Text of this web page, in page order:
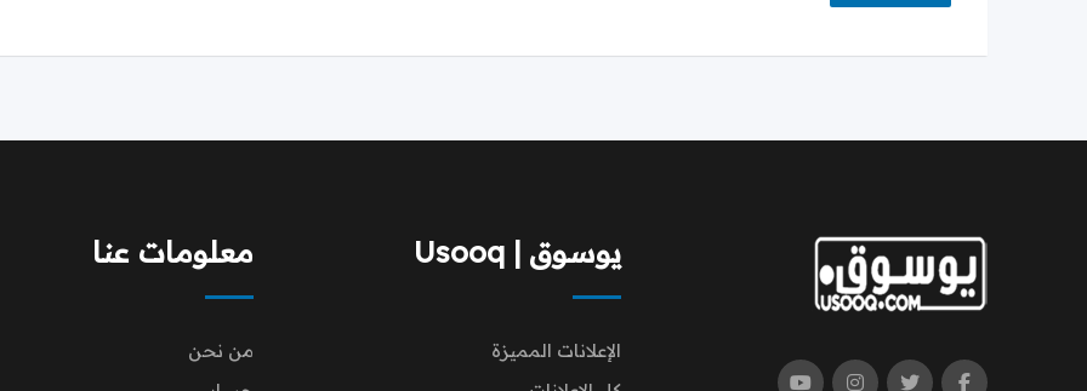
يوسوق | Usooq
الإعلانات المميزة
معلومات عنا
من نحن